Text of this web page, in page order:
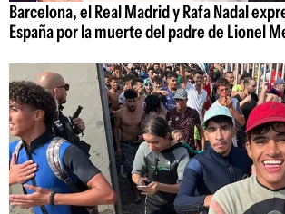
Barcelona, el Real Madrid y Rafa Nadal
España por la muerte del padre de Lionel